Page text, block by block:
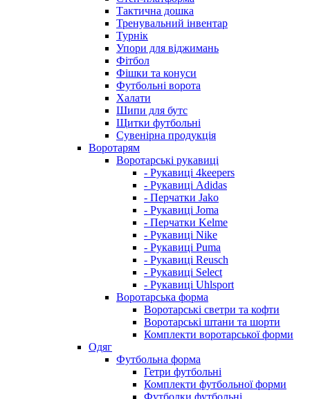
Тактична дошка
Тренувальний інвентар
Турнік
Упори для віджимань
Фітбол
Фішки та конуси
Футбольні ворота
Халати
Шипи для бутс
Щитки футбольні
Сувенірна продукція
Воротарям
Воротарські рукавиці
- Рукавиці 4keepers
- Рукавиці Adidas
- Перчатки Jako
- Рукавиці Joma
- Перчатки Kelme
- Рукавиці Nike
- Рукавиці Puma
- Рукавиці Reusch
- Рукавиці Select
- Рукавиці Uhlsport
Воротарська форма
Воротарські светри та кофти
Воротарські штани та шорти
Комплекти воротарської форми
Одяг
Футбольна форма
Гетри футбольні
Комплекти футбольної форми
Футболки футбольні